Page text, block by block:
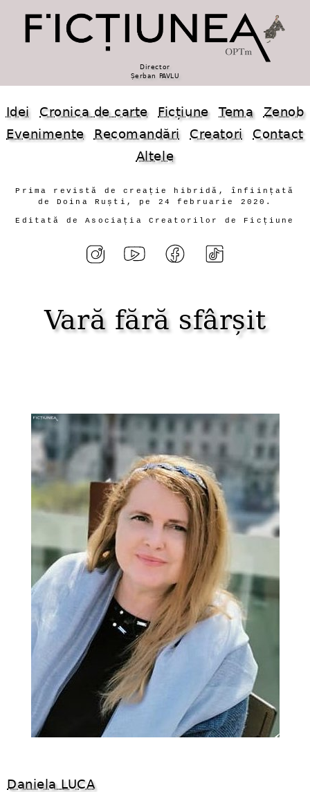
Director
Șerban PAVLU
Idei Cronica de carte Ficțiune Tema
Zenob
Evenimente
Recomandări Creatori
Contact
Altele
Prima revistă de creație hibridă, înființată
de Doina Ruști, pe 24 februarie 2020.
Editată de Asociația Creatorilor de Ficțiune
Vară fără sfârșit
Daniela LUCA